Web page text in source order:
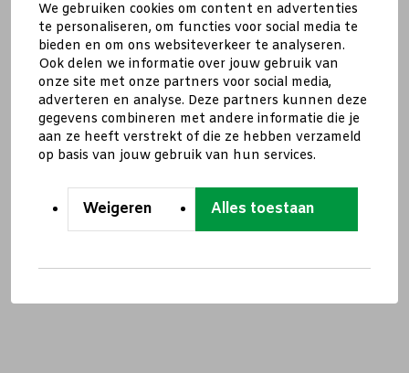
We gebruiken cookies om content en advertenties
te personaliseren, om functies voor social media te
bieden en om ons websiteverkeer te analyseren.
Ook delen we informatie over jouw gebruik van
onze site met onze partners voor social media,
adverteren en analyse. Deze partners kunnen deze
gegevens combineren met andere informatie die je
aan ze heeft verstrekt of die ze hebben verzameld
op basis van jouw gebruik van hun services.
Weigeren Alles toestaan